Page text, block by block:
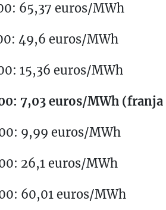
65,37 euros/MWh
49,6 euros/MWh
15,36 euros/MWh
7,03 euros/MWh
9,99 euros/MWh
26,1 euros/MWh
60,01 euros/MWh